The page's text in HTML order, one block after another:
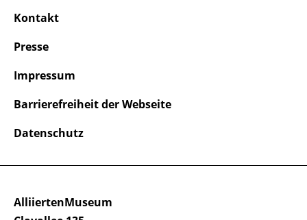
AlliiertenMuseum
Kontakt
Presse
Impressum
Barrierefreiheit der Webseite
Datenschutz